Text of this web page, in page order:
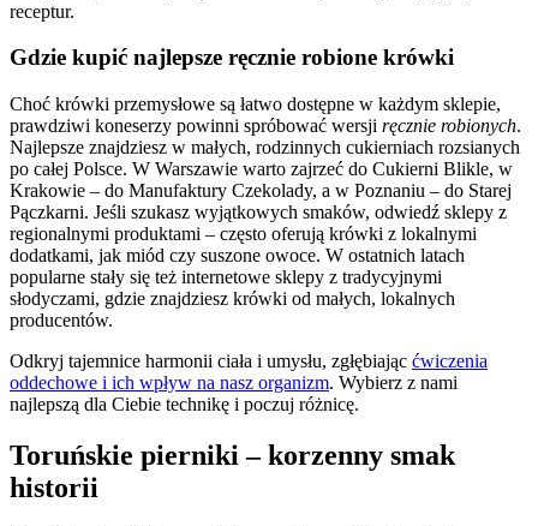
receptur.
Gdzie kupić najlepsze ręcznie robione krówki
Choć krówki przemysłowe są łatwo dostępne w każdym sklepie,
prawdziwi koneserzy powinni spróbować wersji ręcznie robionych.
Najlepsze znajdziesz w małych, rodzinnych cukierniach rozsianych
po całej Polsce. W Warszawie warto zajrzeć do Cukierni Blikle, w
Krakowie – do Manufaktury Czekolady, a w Poznaniu – do Starej
Pączkarni. Jeśli szukasz wyjątkowych smaków, odwiedź sklepy z
regionalnymi produktami – często oferują krówki z lokalnymi
dodatkami, jak miód czy suszone owoce. W ostatnich latach
popularne stały się też internetowe sklepy z tradycyjnymi
słodyczami, gdzie znajdziesz krówki od małych, lokalnych
producentów.
Odkryj tajemnice harmonii ciała i umysłu, zgłębiając ćwiczenia
oddechowe i ich wpływ na nasz organizm. Wybierz z nami
najlepszą dla Ciebie technikę i poczuj różnicę.
Toruńskie pierniki – korzenny smak
historii